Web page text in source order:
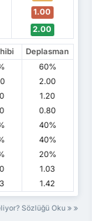
1.00
2.00
Deplasman
60%
2.00
1.20
0.80
40%
40%
20%
1.03
1.42
Sözlüğü Oku